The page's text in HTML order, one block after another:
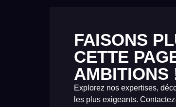
FAISONS
CETTE
AMBITIONS
Explorez nos expertises,
les plus exigeants.